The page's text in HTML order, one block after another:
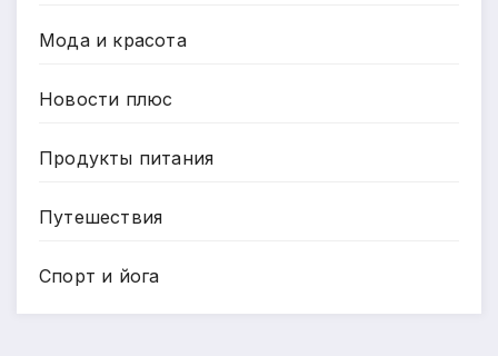
Мода и красота
Новости плюс
Продукты питания
Путешествия
Спорт и йога